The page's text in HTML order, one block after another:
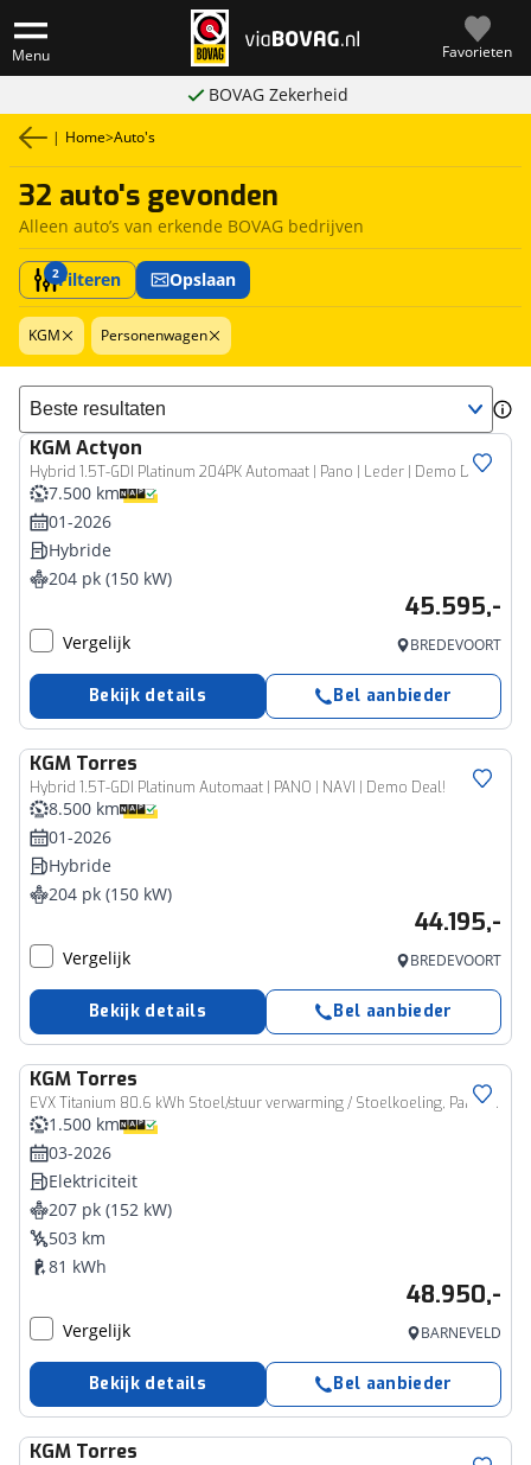
Menu Favorieten
BOVAG Zekerheid
| Home>Auto's
32 auto's gevonden
Alleen auto’s van erkende BOVAG bedrijven
2Filteren Opslaan
KGM Personenwagen
Sorteer resultaten
KGMActyon
Hybrid 1.5T-GDI Platinum 204PK Automaat | Pano | Leder | Demo Deal!
7.500 km
01-2026
Hybride
204 pk (150 kW)
45.595,-
Vergelijk BREDEVOORT
Bekijk details Bel aanbieder
KGM Torres
Hybrid 1.5T-GDI Platinum Automaat | PANO | NAVI | Demo Deal!
8.500 km
01-2026
Hybride
204 pk (150 kW)
44.195,-
Vergelijk BREDEVOORT
Bekijk details Bel aanbieder
KGM Torres
EVX Titanium 80.6 kWh Stoel/stuur verwarming / Stoelkoeling, Panoramadak , Rondomzicht camera's
1.500 km
03-2026
Elektriciteit
207 pk (152 kW)
503 km
81 kWh
48.950,-
Vergelijk BARNEVELD
Bekijk details Bel aanbieder
KGM Torres